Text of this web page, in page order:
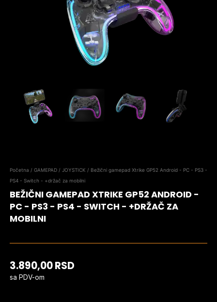
Početna / GAMEPAD / JOYSTICK / Bežični gamepad Xtrike GP52 Android - PC - PS3 -
PS4 - Switch - +držač za mobilni
BEŽIČNI GAMEPAD XTRIKE GP52 ANDROID -
PC - PS3 - PS4 - SWITCH - +DRŽAČ ZA
MOBILNI
3.890,00RSD
sa PDV-om